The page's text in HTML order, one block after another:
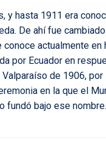
y hasta 1911 era
De ahí fue
conoce actualmente en
por Ecuador en
de 1906, por
en la que el
fundó bajo ese nombre.